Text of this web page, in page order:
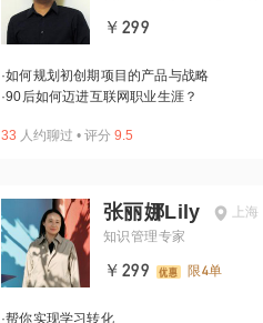
￥299
·如何规划初创期项目的产品与战略
·90后如何迈进互联网职业生涯？
33 人约聊过 • 评分 9.5
张丽娜Lily
上海
知识管理专家
￥299 限4单
·帮你实现学习转化